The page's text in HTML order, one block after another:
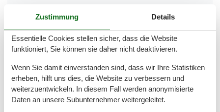
Umliegende einrichtungen
Garten zur Nutzung
Parkplatz
Umzäuntes Grundstrück
Unterkünfte
Allergikerfreundlich
Zustimmung Details
Essentielle Cookies stellen sicher, dass die Website
funktioniert, Sie können sie daher nicht deaktivieren.
Wenn Sie damit einverstanden sind, dass wir Ihre Statistiken
erheben, hilft uns dies, die Website zu verbessern und
weiterzuentwickeln. In diesem Fall werden anonymisierte
Daten an unsere Subunternehmer weitergeleitet.